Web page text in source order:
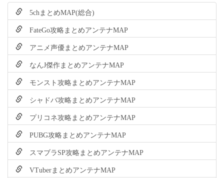
5chまとめMAP(総合)
FateGo攻略まとめアンテナMAP
アニメ声優まとめアンテナMAP
なんJ傑作まとめアンテナMAP
モンスト攻略まとめアンテナMAP
シャドバ攻略まとめアンテナMAP
プリコネ攻略まとめアンテナMAP
PUBG攻略まとめアンテナMAP
スマブラSP攻略まとめアンテナMAP
VTuberまとめアンテナMAP